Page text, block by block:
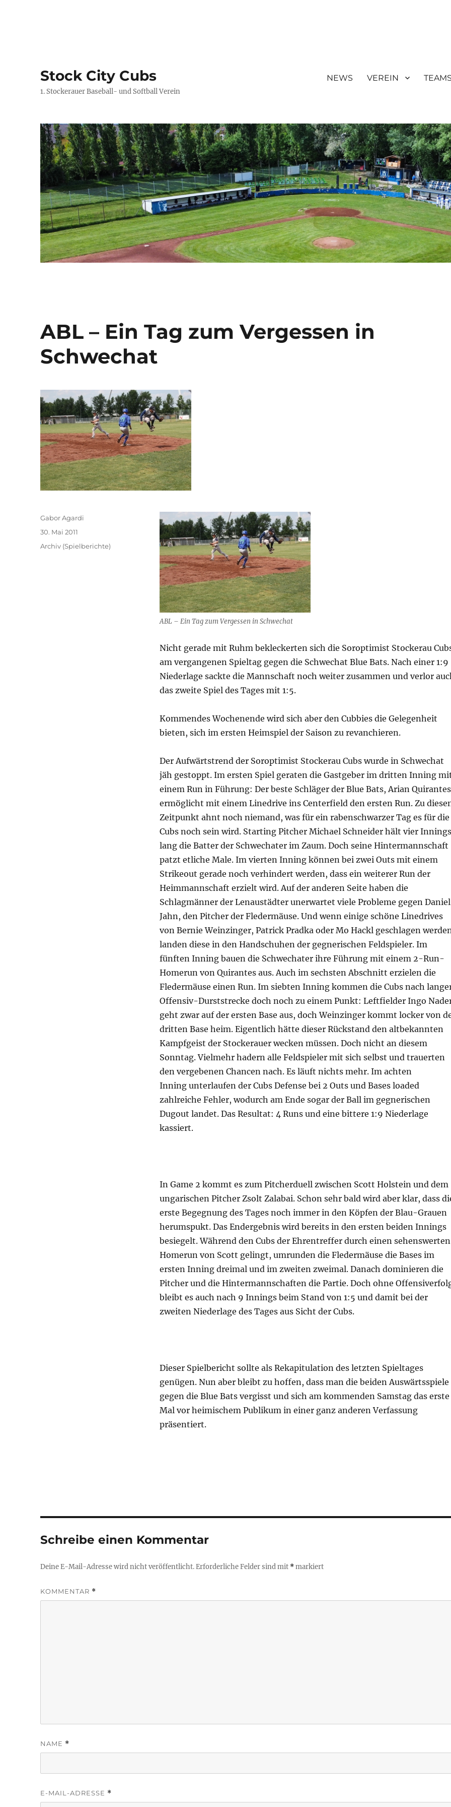
Stock City Cubs
1. Stockerauer Baseball- und Softball Verein
NEWS VEREIN
ABL – Ein Tag zum Vergessen in
Schwechat
ABL – Ein Tag zum Vergessen in Schwechat
Nicht gerade mit Ruhm bekleckerten sich die Soroptimist Stockerau
am vergangenen Spieltag gegen die Schwechat Blue Bats. Nach einer 1:9
Niederlage sackte die Mannschaft noch weiter zusammen und verlor
das zweite Spiel des Tages mit 1:5.
Kommendes Wochenende wird sich aber den Cubbies die Gelegenheit
bieten, sich im ersten Heimspiel der Saison zu revanchieren.
Der Aufwärtstrend der Soroptimist Stockerau Cubs wurde in Schwechat
jäh gestoppt. Im ersten Spiel geraten die Gastgeber im dritten Inning
einem Run in Führung: Der beste Schläger der Blue Bats, Arian
ermöglicht mit einem Linedrive ins Centerfield den ersten Run. Zu
Zeitpunkt ahnt noch niemand, was für ein rabenschwarzer Tag es für die
Cubs noch sein wird. Starting Pitcher Michael Schneider hält vier Innings
lang die Batter der Schwechater im Zaum. Doch seine Hintermannschaft
patzt etliche Male. Im vierten Inning können bei zwei Outs mit einem
Strikeout gerade noch verhindert werden, dass ein weiterer Run der
Heimmannschaft erzielt wird. Auf der anderen Seite haben die
Schlagmänner der Lenaustädter unerwartet viele Probleme gegen Daniel
Jahn, den Pitcher der Fledermäuse. Und wenn einige schöne Linedrives
von Bernie Weinzinger, Patrick Pradka oder Mo Hackl geschlagen
landen diese in den Handschuhen der gegnerischen Feldspieler. Im
fünften Inning bauen die Schwechater ihre Führung mit einem 2-Run-
Homerun von Quirantes aus. Auch im sechsten Abschnitt erzielen die
Fledermäuse einen Run. Im siebten Inning kommen die Cubs nach
Offensiv-Durststrecke doch noch zu einem Punkt: Leftfielder Ingo
geht zwar auf der ersten Base aus, doch Weinzinger kommt locker von
dritten Base heim. Eigentlich hätte dieser Rückstand den altbekannten
Kampfgeist der Stockerauer wecken müssen. Doch nicht an diesem
Sonntag. Vielmehr hadern alle Feldspieler mit sich selbst und trauerten
den vergebenen Chancen nach. Es läuft nichts mehr. Im achten
Inning unterlaufen der Cubs Defense bei 2 Outs und Bases loaded
zahlreiche Fehler, wodurch am Ende sogar der Ball im gegnerischen
Dugout landet. Das Resultat: 4 Runs und eine bittere 1:9 Niederlage
kassiert.
In Game 2 kommt es zum Pitcherduell zwischen Scott Holstein und dem
ungarischen Pitcher Zsolt Zalabai. Schon sehr bald wird aber klar, dass
erste Begegnung des Tages noch immer in den Köpfen der Blau-Grauen
herumspukt. Das Endergebnis wird bereits in den ersten beiden Innings
besiegelt. Während den Cubs der Ehrentreffer durch einen sehenswerten
Homerun von Scott gelingt, umrunden die Fledermäuse die Bases im
ersten Inning dreimal und im zweiten zweimal. Danach dominieren die
Pitcher und die Hintermannschaften die Partie. Doch ohne
bleibt es auch nach 9 Innings beim Stand von 1:5 und damit bei der
zweiten Niederlage des Tages aus Sicht der Cubs.
Dieser Spielbericht sollte als Rekapitulation des letzten Spieltages
genügen. Nun aber bleibt zu hoffen, dass man die beiden Auswärtsspiele
gegen die Blue Bats vergisst und sich am kommenden Samstag das erste
Mal vor heimischem Publikum in einer ganz anderen Verfassung
präsentiert.
Autor
Gabor Agardi
Veröffentlicht
30. Mai 2011
Kategorien
Archiv (Spielberichte)
Schreibe einen Kommentar
Deine E-Mail-Adresse wird nicht veröffentlicht.Erforderliche Felder sind mit *markiert
KOMMENTAR *
NAME *
E-MAIL-ADRESSE *